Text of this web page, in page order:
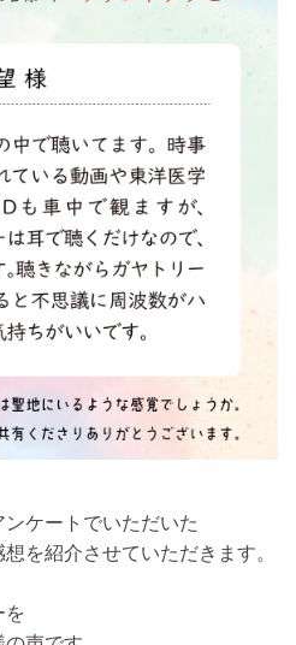
ケートでいただいた
を紹介させていただきます。
を